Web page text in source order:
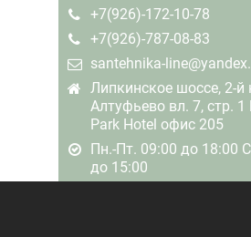
+7(926)-172-10-78
+7(926)-787-08-83
santehnika-
Липкинское шоссе, 2-й
Алтуфьево вл. 7, стр.
Park Hotel офис 205
Пн.-Пт. 09:00 до 18:00
до 15:00